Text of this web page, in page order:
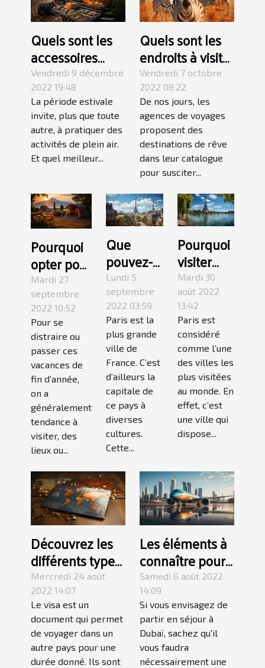
Quels sont les
accessoires
pour faire du
camping ?
Vendredi 9 décembre
2022 19:48
La période estivale
invite, plus que toute
autre, à pratiquer des
activités de plein air.
Et quel meilleur...
Quels sont les
endroits à visiter
lors d’un voyage
au Kenya ?
Vendredi 7 octobre
2022 08:22
De nos jours, les
agences de voyages
proposent des
destinations de rêve
dans leur catalogue
pour susciter...
Pourquoi
opter pour
un
camping
à
Grenoble
?
Mardi 27
septembre
2022 10:52
Pour se
distraire ou
passer ces
vacances de
fin d’année,
on a
généralement
tendance à
visiter, des
lieux ou...
Que
pouvez-
vous faire
à Paris ?
Lundi 5
septembre
2022 03:59
Paris est la
plus grande
ville de
France. C’est
d’ailleurs la
capitale de
ce pays à
diverses
cultures.
Cette...
Pourquoi
visiter
Paris ?
Mardi 30
août 2022
13:42
Paris est
considéré
comme l’une
des villes les
plus visitées
au monde. En
effet, c’est
une ville qui
dispose...
Découvrez les
différents types
de visa
Mercredi 24 août
2022 14:07
Le visa est un
document qui permet
de voyager dans un
autre pays pour une
durée donné. Ils sont
Les éléments à
connaître pour
choisir une
assurance de
voyage pour
Dubaï
Samedi 6 août 2022
14:09
Si vous envisagez de
partir en séjour à
Dubaï, sachez qu'il
vous faudra
nécessairement une